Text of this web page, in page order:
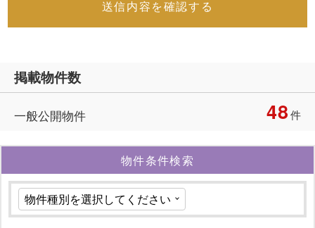
送信内容を確認する
掲載物件数
一般公開物件 48件
物件条件検索